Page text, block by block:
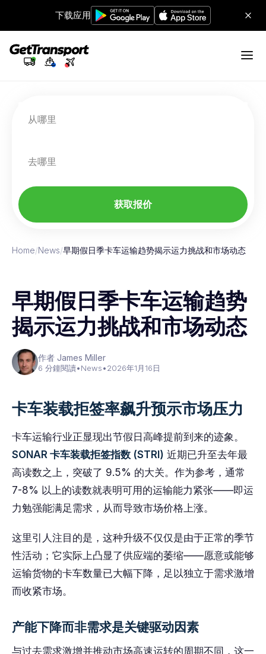
下载应用
从哪里
去哪里
获取报价
Home/News/早期假日季卡车运输趋势揭示运力挑战和市场动态
早期假日季卡车运输趋势
揭示运力挑战和市场动态
作者 James Miller
6 分鐘閱讀•News•2026年1月16日
卡车装载拒签率飙升预示市场压力
卡车运输行业正显现出节假日高峰提前到来的迹象。
SONAR 卡车装载拒签指数 (STRI) 近期已升至去年最
高读数之上，突破了 9.5% 的大关。作为参考，通常
7-8% 以上的读数就表明可用的运输能力紧张——即运
力勉强能满足需求，从而导致市场价格上涨。
这里引人注目的是，这种升级不仅仅是由于正常的季节
性活动；它实际上凸显了供应端的萎缩——愿意或能够
运输货物的卡车数量已大幅下降，足以独立于需求激增
而收紧市场。
产能下降而非需求是关键驱动因素
与过去需求激增并推动市场高速运转的周期不同，这一